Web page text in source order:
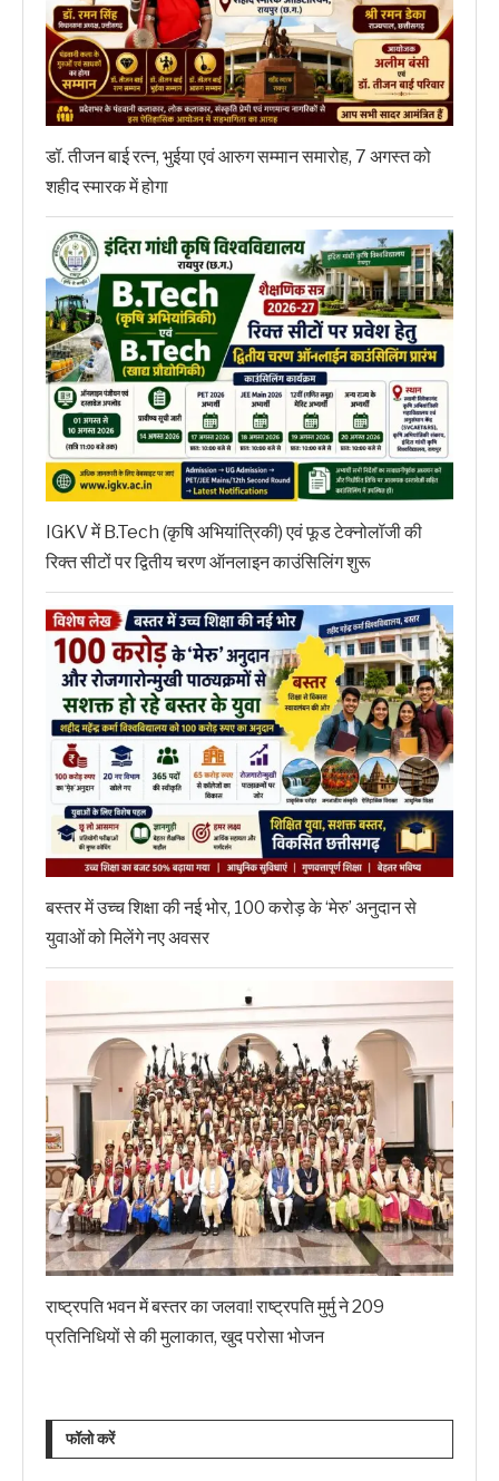
डॉ. तीजन बाई रत्न, भुईया एवं आरुग सम्मान समारोह, 7 अगस्त को
शहीद स्मारक में होगा
IGKV में B.Tech (कृषि अभियांत्रिकी) एवं फूड टेक्नोलॉजी की
रिक्त सीटों पर द्वितीय चरण ऑनलाइन काउंसिलिंग शुरू
बस्तर में उच्च शिक्षा की नई भोर, 100 करोड़ के ‘मेरु’ अनुदान से
युवाओं को मिलेंगे नए अवसर
राष्ट्रपति भवन में बस्तर का जलवा! राष्ट्रपति मुर्मु ने 209
प्रतिनिधियों से की मुलाकात, खुद परोसा भोजन
फॉलो करें